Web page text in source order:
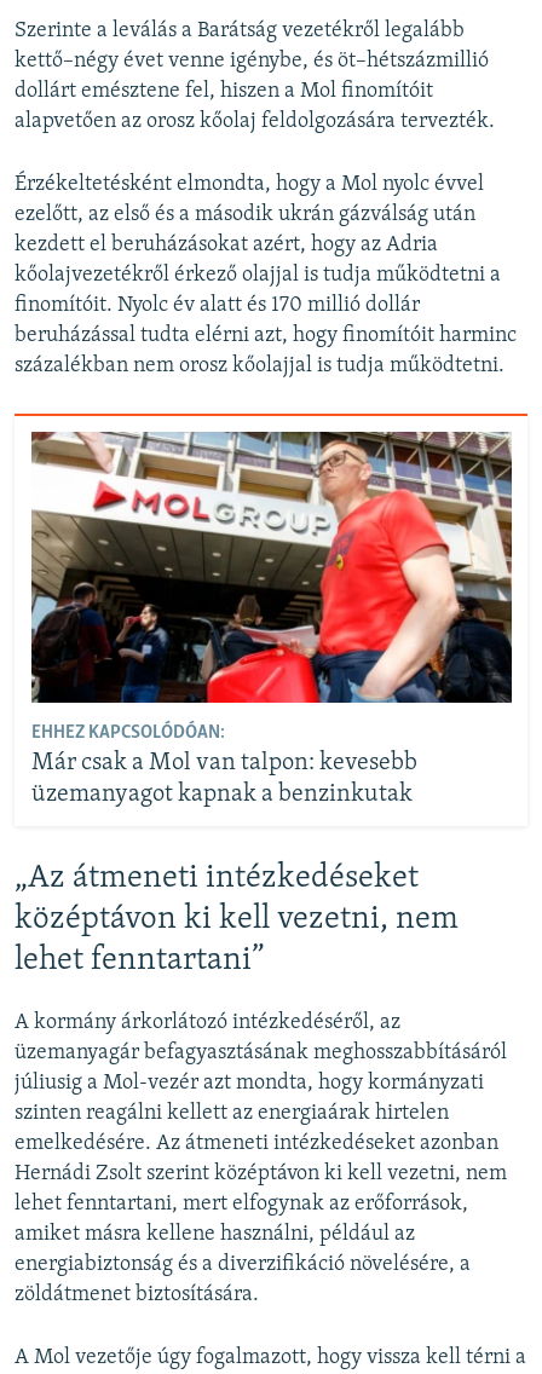
Szerinte a leválás a Barátság vezetékről legalább
kettő–négy évet venne igénybe, és öt–hétszázmillió
dollárt emésztene fel, hiszen a Mol finomítóit
alapvetően az orosz kőolaj feldolgozására tervezték.
Érzékeltetésként elmondta, hogy a Mol nyolc évvel
ezelőtt, az első és a második ukrán gázválság után
kezdett el beruházásokat azért, hogy az Adria
kőolajvezetékről érkező olajjal is tudja működtetni a
finomítóit. Nyolc év alatt és 170 millió dollár
beruházással tudta elérni azt, hogy finomítóit harminc
százalékban nem orosz kőolajjal is tudja működtetni.
EHHEZ KAPCSOLÓDÓAN:
Már csak a Mol van talpon: kevesebb
üzemanyagot kapnak a benzinkutak
„Az átmeneti intézkedéseket
középtávon ki kell vezetni, nem
lehet fenntartani”
A kormány árkorlátozó intézkedéséről, az
üzemanyagár befagyasztásának meghosszabbításáról
júliusig a Mol-vezér azt mondta, hogy kormányzati
szinten reagálni kellett az energiaárak hirtelen
emelkedésére. Az átmeneti intézkedéseket azonban
Hernádi Zsolt szerint középtávon ki kell vezetni, nem
lehet fenntartani, mert elfogynak az erőforrások,
amiket másra kellene használni, például az
energiabiztonság és a diverzifikáció növelésére, a
zöldátmenet biztosítására.
A Mol vezetője úgy fogalmazott, hogy vissza kell térni a